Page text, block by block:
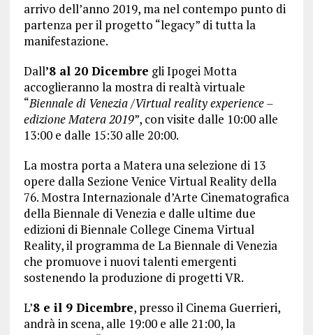
arrivo dell’anno 2019, ma nel contempo punto di
partenza per il progetto “legacy” di tutta la
manifestazione.
Dall’8 al 20 Dicembre gli Ipogei Motta
accoglieranno la mostra di realtà virtuale
“Biennale di Venezia /Virtual reality experience –
edizione Matera 2019”, con visite dalle 10:00 alle
13:00 e dalle 15:30 alle 20:00.
La mostra porta a Matera una selezione di 13
opere dalla Sezione Venice Virtual Reality della
76. Mostra Internazionale d’Arte Cinematografica
della Biennale di Venezia e dalle ultime due
edizioni di Biennale College Cinema Virtual
Reality, il programma de La Biennale di Venezia
che promuove i nuovi talenti emergenti
sostenendo la produzione di progetti VR.
L’8 e il 9 Dicembre, presso il Cinema Guerrieri,
andrà in scena, alle 19:00 e alle 21:00, la